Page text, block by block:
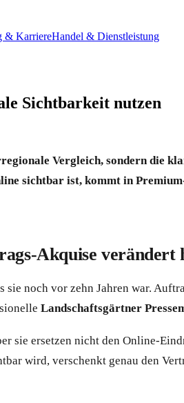
& KarriereHandel & Dienstleistung
Sichtbarkeit nutzen
Vergleich, sondern die
sichtbar ist, kommt in
Akquise verändert
noch vor zehn Jahren war.
Landschaftsgärtner
sie ersetzen nicht den Online-
wird, verschenkt genau den